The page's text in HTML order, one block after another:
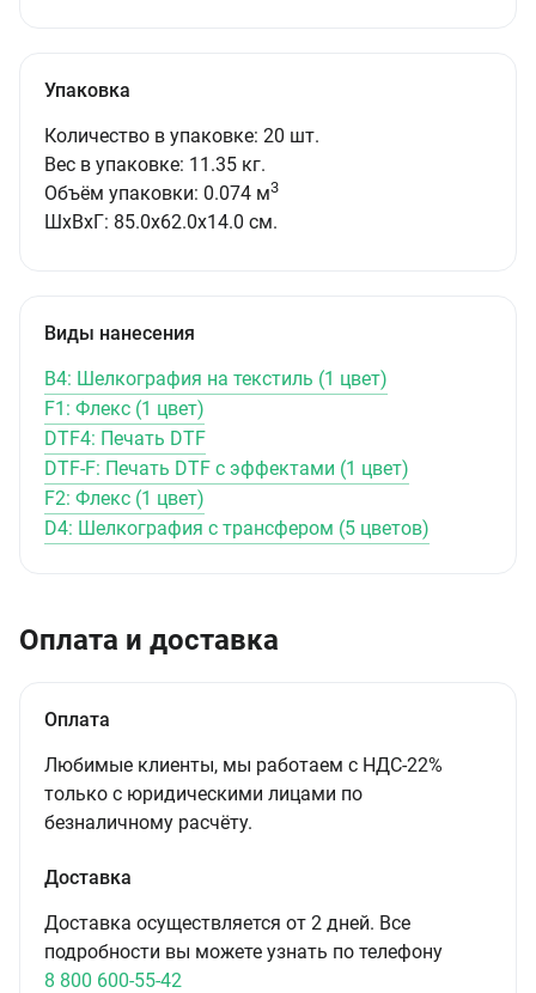
Упаковка
Количество в упаковке: 20 шт.
Вес в упаковке: 11.35 кг.
Объём упаковки: 0.074 м3
ШxВxГ: 85.0x62.0x14.0 см.
Виды нанесения
B4: Шелкография на текстиль (1 цвет)
F1: Флекс (1 цвет)
DTF4: Печать DTF
DTF-F: Печать DTF с эффектами (1 цвет)
F2: Флекс (1 цвет)
D4: Шелкография с трансфером (5 цветов)
Оплата и доставка
Оплата
Любимые клиенты, мы работаем с НДС-22%
только с юридическими лицами по
безналичному расчёту.
Доставка
Доставка осуществляется от 2 дней. Все
подробности вы можете узнать по телефону
8 800 600-55-42